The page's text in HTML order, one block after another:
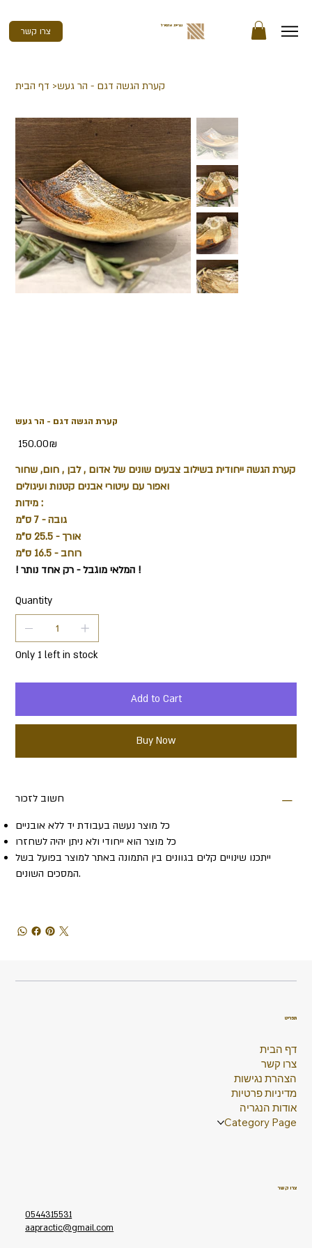
צרו קשר נגריית אדמירל
דף הבית >קערת הגשה דגם - הר געש
קערת הגשה דגם - הר געש
Price
‏150.00 ‏₪
קערת הגשה ייחודית בשילוב צבעים שונים של אדום , לבן , חום, שחור
ואפור עם עיטורי אבנים קטנות ועיגולים
מידות :
גובה - 7 ס"מ
אורך - 25.5 ס"מ
רוחב - 16.5 ס"מ
! המלאי מוגבל - רק אחד נותר !
Quantity
Only 1 left in stock
Add to Cart
Buy Now
חשוב לזכור
כל מוצר נעשה בעבודת יד ללא אובניים
כל מוצר הוא ייחודי ולא ניתן יהיה לשחזרו
ייתכנו שינויים קלים בגוונים בין התמונה באתר למוצר בפועל בשל
המסכים השונים.
צרו קשר
0544315531
aapractic@gmail.com
תפריט
דף הבית
צרו קשר
הצהרת נגישות
מדיניות פרטיות
אודות הנגריה
Category Page